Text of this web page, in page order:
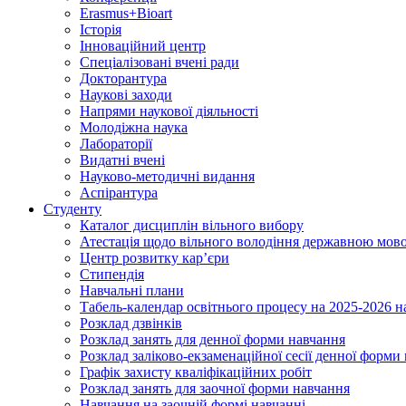
Erasmus+Bioart
Історія
Інноваційний центр
Спеціалізовані вчені ради
Докторантура
Наукові заходи
Напрями наукової діяльності
Молодіжна наука
Лабораторії
Видатні вчені
Науково-методичні видання
Аспірантура
Студенту
Каталог дисциплін вільного вибору
Атестація щодо вільного володіння державною
Центр розвитку кар’єри
Стипендія
Навчальні плани
Табель-календар освітнього процесу на 2025-2026
Розклад дзвінків
Розклад занять для денної форми навчання
Розклад заліково-екзаменаційної сесії денної
Графік захисту кваліфікаційних робіт
Розклад занять для заочної форми навчання